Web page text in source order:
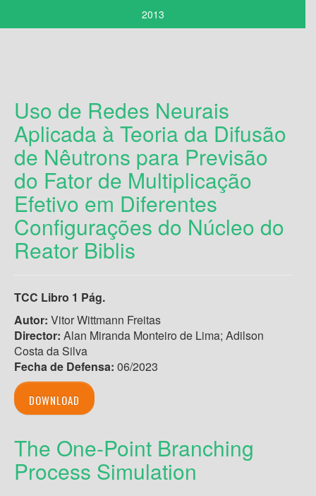
2013
Uso de Redes Neurais
Aplicada à Teoria da Difusão
de Nêutrons para Previsão
do Fator de Multiplicação
Efetivo em Diferentes
Configurações do Núcleo do
Reator Biblis
TCC Libro 1 Pág.
Autor: Vitor Wittmann Freitas
Director: Alan Miranda Monteiro de Lima; Adilson
Costa da Silva
Fecha de Defensa: 06/2023
DOWNLOAD
The One-Point Branching
Process Simulation